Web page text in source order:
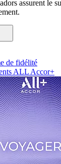
assurent le
de fidélité
ALL Accor+